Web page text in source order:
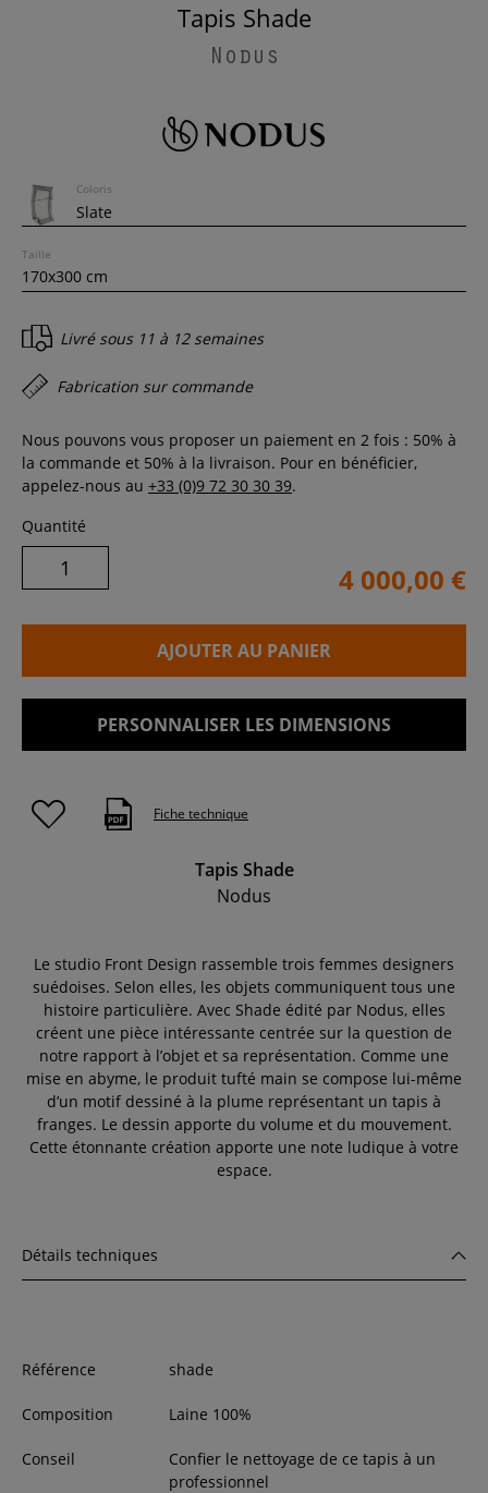
Tapis Shade
Nodus
Coloris
Taille
Livré sous 11 à 12 semaines
Fabrication sur commande
Nous pouvons vous proposer un paiement en 2 fois : 50% à
la commande et 50% à la livraison. Pour en bénéficier,
appelez-nous au +33 (0)9 72 30 30 39.
Quantité
4 000,00 €
AJOUTER AU PANIER
PERSONNALISER LES DIMENSIONS
Fiche technique
Tapis Shade
Nodus
Le studio Front Design rassemble trois femmes designers
suédoises. Selon elles, les objets communiquent tous une
histoire particulière. Avec Shade édité par Nodus, elles
créent une pièce intéressante centrée sur la question de
notre rapport à l’objet et sa représentation. Comme une
mise en abyme, le produit tufté main se compose lui-même
d’un motif dessiné à la plume représentant un tapis à
franges. Le dessin apporte du volume et du mouvement.
Cette étonnante création apporte une note ludique à votre
espace.
Détails techniques
Référence shade
Composition Laine 100%
Conseil
Confier le nettoyage de ce tapis à un
professionnel